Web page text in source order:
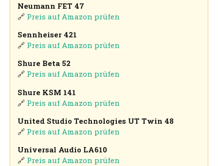
Neumann FET 47
🔗 Preis auf Amazon prüfen
Sennheiser 421
🔗 Preis auf Amazon prüfen
Shure Beta 52
🔗 Preis auf Amazon prüfen
Shure KSM 141
🔗 Preis auf Amazon prüfen
United Studio Technologies UT Twin 48
🔗 Preis auf Amazon prüfen
Universal Audio LA610
🔗 Preis auf Amazon prüfen